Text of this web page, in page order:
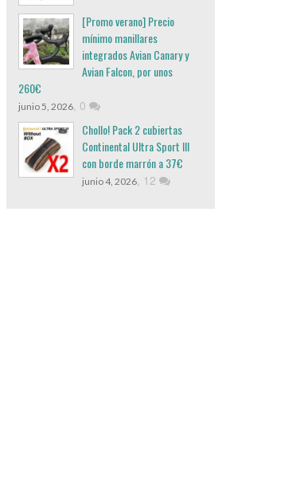
[Promo verano] Precio
mínimo manillares
integrados Avian Canary y
Avian Falcon, por unos
260€
junio 5, 2026, 0
Chollo! Pack 2 cubiertas
Continental Ultra Sport III
con borde marrón a 37€
junio 4, 2026, 12